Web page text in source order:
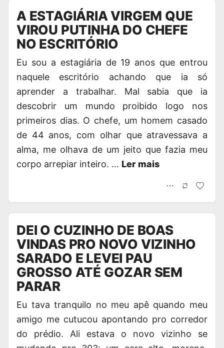
A ESTAGIÁRIA VIRGEM QUE
VIROU PUTINHA DO CHEFE
NO ESCRITÓRIO
Eu sou a estagiária de 19 anos que entrou
naquele escritório achando que ia só
aprender a trabalhar. Mal sabia que ia
descobrir um mundo proibido logo nos
primeiros dias. O chefe, um homem casado
de 44 anos, com olhar que atravessava a
alma, me olhava de um jeito que fazia meu
corpo arrepiar inteiro. … Ler mais
DEI O CUZINHO DE BOAS
VINDAS PRO NOVO VIZINHO
SARADO E LEVEI PAU
GROSSO ATÉ GOZAR SEM
PARAR
Eu tava tranquilo no meu apê quando meu
amigo me cutucou apontando pro corredor
do prédio. Ali estava o novo vizinho se